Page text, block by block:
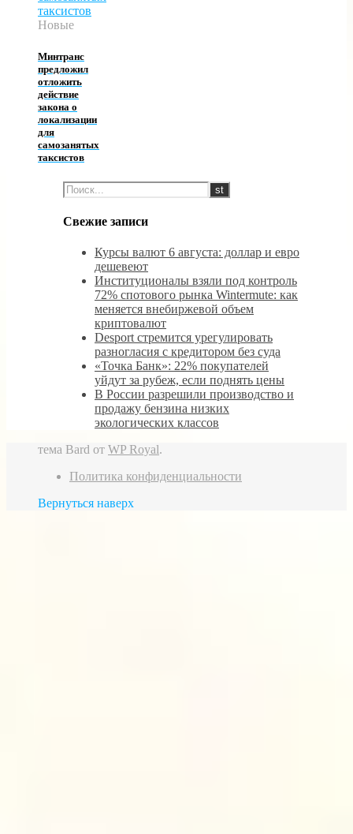
Новые
Минтранс
предложил
отложить
действие
закона о
локализации
для
самозанятых
таксистов
Свежие записи
Курсы валют 6 августа: доллар и евро
дешевеют
Институционалы взяли под контроль
72% спотового рынка Wintermute: как
меняется внебиржевой объем
криптовалют
Desport стремится урегулировать
разногласия с кредитором без суда
«Точка Банк»: 22% покупателей
уйдут за рубеж, если поднять цены
В России разрешили производство и
продажу бензина низких
экологических классов
тема Bard от WP Royal.
Политика конфиденциальности
Вернуться наверх